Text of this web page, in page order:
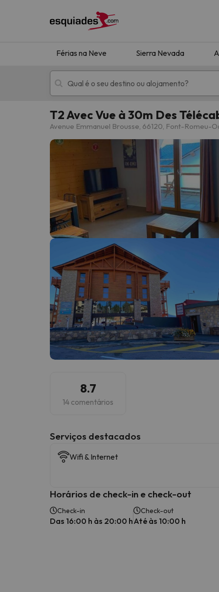
Férias na Neve Sierra Nevada
Férias na neve Hotéis de
Oops, não encontramos nenhum resultado
Bem, parece que o nosso Seeker perdeu o
T2 Avec Vue à 30m Des
Avenue Emmanuel Brousse, 66120, Font-Romeu-
8.7
14 comentários
Serviços destacados
Wifi & Internet
Horários de check-in e check-out
Check-in
Das 16:00 h às 20:00 h
Check-out
Até às 10:00 h